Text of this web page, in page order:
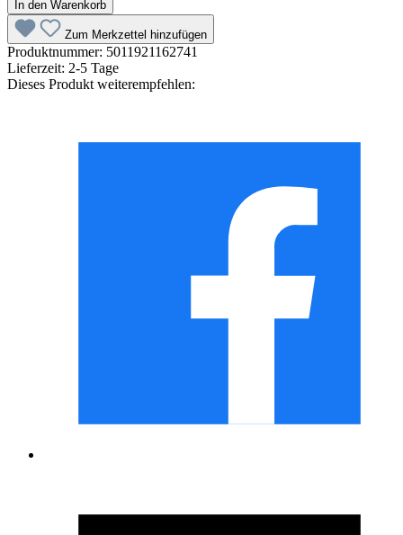
In den Warenkorb
Zum Merkzettel hinzufügen
Produktnummer: 5011921162741
Lieferzeit: 2-5 Tage
Dieses Produkt weiterempfehlen: